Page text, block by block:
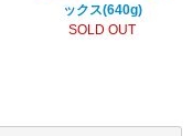
ックス(640g)
SOLD OUT